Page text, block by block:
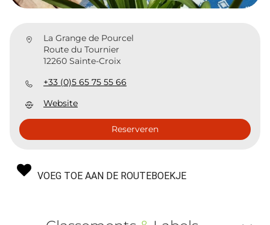
La Grange de Pourcel
Route du Tournier
12260 Sainte-Croix
+33 (0)5 65 75 55 66
Website
Reserveren
VOEG TOE AAN DE ROUTEBOEKJE